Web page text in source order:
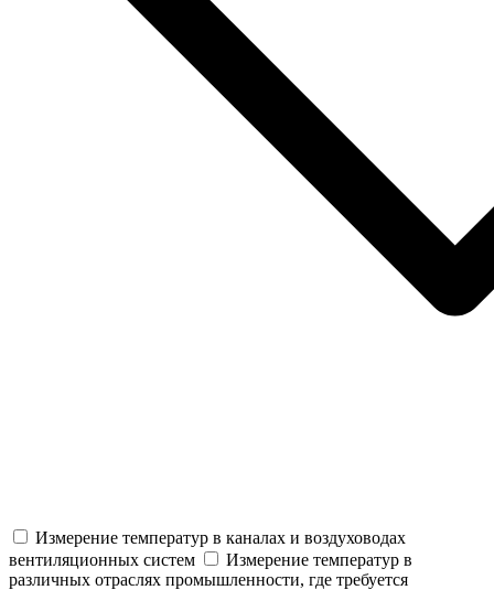
Измерение температур в каналах и воздуховодах
вентиляционных систем
Измерение температур в
различных отраслях промышленности, где требуется